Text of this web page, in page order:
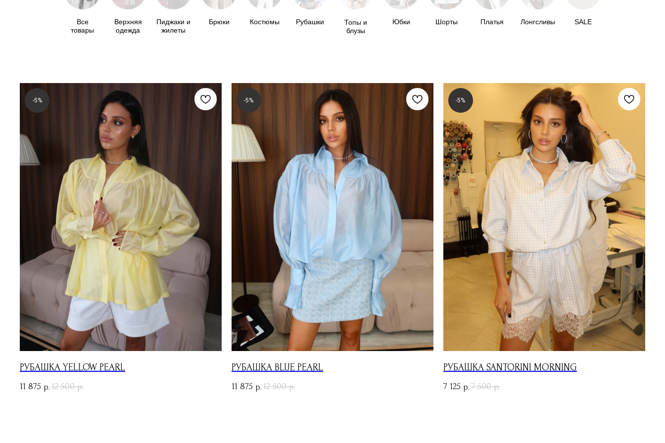
Юбки Шорты Платья
Верхняя
одежда
Все
товары
Пиджаки и
жилеты
Брюки Костюмы
Топы и
блузы
SALE
Лонгсливы
Рубашки
-5%
РУБАШКА YELLOW PEARL
11 875 р. 12 500 р.
-5%
РУБАШКА BLUE PEARL
11 875 р. 12 500 р.
-5%
РУБАШКА SANTORINI MORNING
7 125 р. 7 500 р.